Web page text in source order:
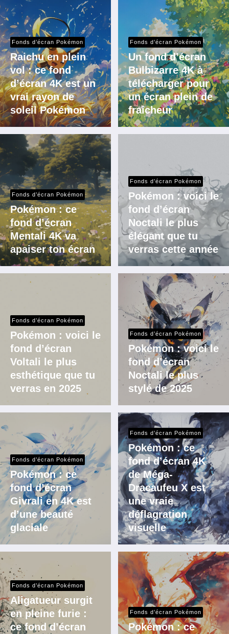
Fonds d’écran Pokémon
Raichu en plein
vol : ce fond
d’écran 4K est un
vrai rayon de
soleil Pokémon
Fonds d’écran Pokémon
Un fond d’écran
Bulbizarre 4K à
télécharger pour
un écran plein de
fraîcheur
Fonds d’écran Pokémon
Pokémon : ce
fond d’écran
Mentali 4K va
apaiser ton écran
Fonds d’écran Pokémon
Pokémon : voici le
fond d’écran
Noctali le plus
élégant que tu
verras cette année
Fonds d’écran Pokémon
Pokémon : voici le
fond d’écran
Voltali le plus
esthétique que tu
verras en 2025
Fonds d’écran Pokémon
Pokémon : voici le
fond d’écran
Noctali le plus
stylé de 2025
Fonds d’écran Pokémon
Pokémon : ce
fond d’écran
Givrali en 4K est
d’une beauté
glaciale
Fonds d’écran Pokémon
Pokémon : ce
fond d’écran 4K
de Méga-
Dracaufeu X est
une vraie
déflagration
visuelle
Fonds d’écran Pokémon
Aligatueur surgit
en pleine furie :
ce fond d’écran
Fonds d’écran Pokémon
Pokémon : ce